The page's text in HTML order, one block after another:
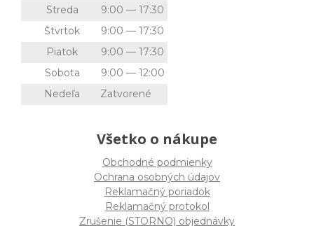
Streda
9:00 — 17:30
Štvrtok
9:00 — 17:30
Piatok
9:00 — 17:30
Sobota
9:00 — 12:00
Nedeľa
Zatvorené
Všetko o nákupe
Obchodné podmienky
Ochrana osobných údajov
Reklamačný poriadok
Reklamačný protokol
Zrušenie (STORNO) objednávky